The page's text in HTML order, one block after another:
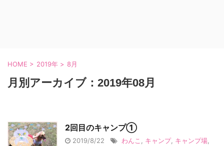
HOME > 2019年 > 8月
月別アーカイブ：2019年08月
2回目のキャンプ①
2019/8/22 わんこ キャンプ, キャンプ場